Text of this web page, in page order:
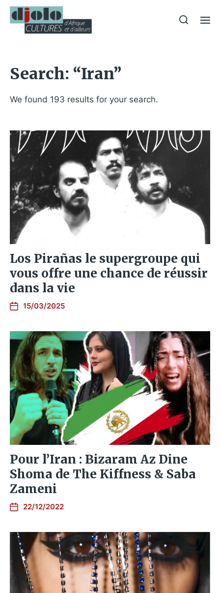
Search: “Iran”
We found 193 results for your search.
Los Pirañas le supergroupe qui
vous offre une chance de réussir
dans la vie
15/03/2025
Pour l’Iran : Bizaram Az Dine
Shoma de The Kiffness & Saba
Zameni
22/12/2022